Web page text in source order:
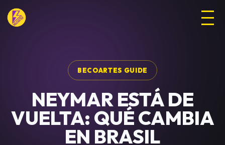
BECOARTES GUIDE
NEYMAR ESTÁ DE
VUELTA: QUÉ CAMBIA
EN BRASIL